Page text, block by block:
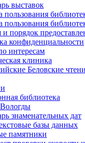
выставок
пользования
пользования
и порядок
конфиденциальности
интересам
клиника
Беловские
библиотека
знаменательных дат
базы данных
памятники